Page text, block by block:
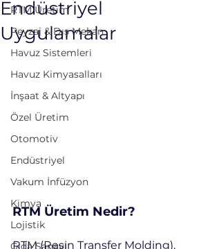
RTM Üretim
Peyzaj & Dış Mekan
Havuz Sistemleri
Havuz Kimyasalları
İnşaat & Altyapı
Özel Üretim
Otomotiv
Endüstriyel
Vakum İnfüzyon
Kimya
Lojistik
Gıda Sanayi
Endüstriyel
Uygulamalar
RTM Üretim Nedir?
RTM (Resin Transfer Molding),